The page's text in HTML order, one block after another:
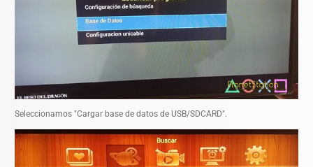
Seleccionamos "Cargar base de datos de USB/SDCARD".